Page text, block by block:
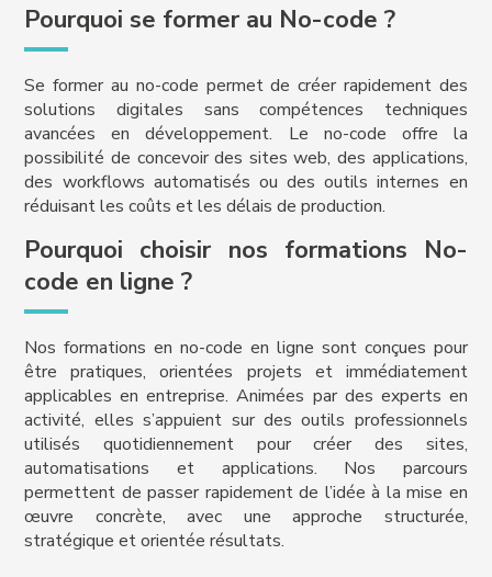
Pourquoi se former au No-code ?
Se former au no-code permet de créer rapidement des
solutions digitales sans compétences techniques
avancées en développement. Le no-code offre la
possibilité de concevoir des sites web, des applications,
des workflows automatisés ou des outils internes en
réduisant les coûts et les délais de production.
Pourquoi choisir nos formations No-
code en ligne ?
Nos formations en no-code en ligne sont conçues pour
être pratiques, orientées projets et immédiatement
applicables en entreprise. Animées par des experts en
activité, elles s’appuient sur des outils professionnels
utilisés quotidiennement pour créer des sites,
automatisations et applications. Nos parcours
permettent de passer rapidement de l’idée à la mise en
œuvre concrète, avec une approche structurée,
stratégique et orientée résultats.